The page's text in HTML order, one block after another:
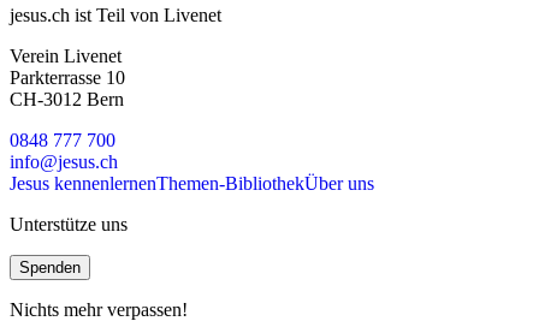
jesus.ch ist Teil von Livenet
Verein Livenet
Parkterrasse 10
CH-3012 Bern
0848 777 700
info@jesus.ch
Jesus kennenlernenThemen-BibliothekÜber uns
Unterstütze uns
Spenden
Nichts mehr verpassen!